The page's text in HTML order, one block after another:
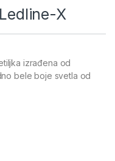
X
izrađena od
bele boje svetla od